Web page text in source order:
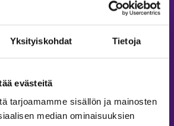
Yksityiskohdat Tietoja
evästeitä
tarjoamamme sisällön ja mainosten
median ominaisuuksien